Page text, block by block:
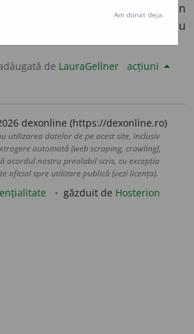
). Cumpănesc, pun în
om cu
de LauraGellner acțiuni
dexonline (https://dexonline.ro)
utilizarea datelor de pe acest site, inclusiv
automată (web scraping, crawling),
acordul nostru prealabil scris, cu excepția
oficial spre utilizare publică (vezi licența).
găzduit de Hosterion
Am donat deja.